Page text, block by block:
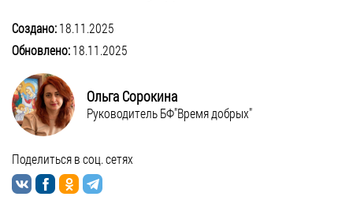
Создано:18.11.2025
Обновлено:18.11.2025
Ольга Сорокина
Руководитель БФ"Время добрых"
Поделиться в соц. сетях